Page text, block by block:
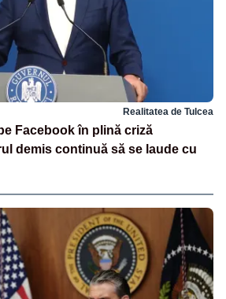
Realitatea de Tulcea
Facebook în plină criză
demis continuă să se laude cu